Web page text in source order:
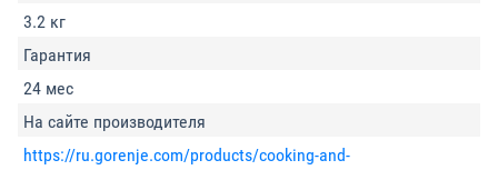
3.2 кг
Гарантия
24 мес
На сайте производителя
https://ru.gorenje.com/products/cooking-and-